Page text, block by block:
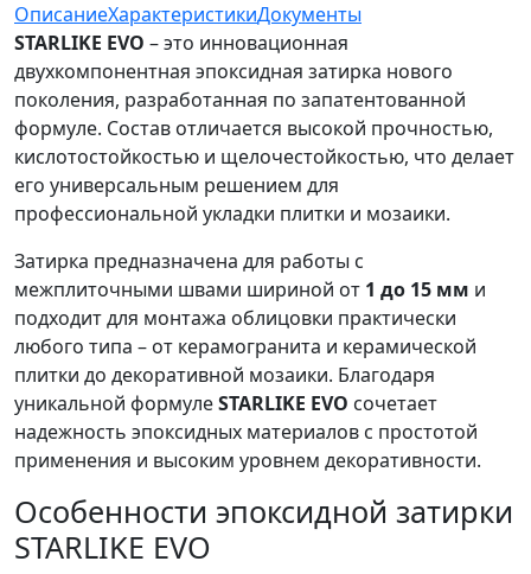
ОписаниеХарактеристикиДокументы
STARLIKE EVO – это инновационная
двухкомпонентная эпоксидная затирка нового
поколения, разработанная по запатентованной
формуле. Состав отличается высокой прочностью,
кислотостойкостью и щелочестойкостью, что делает
его универсальным решением для
профессиональной укладки плитки и мозаики.
Затирка предназначена для работы с
межплиточными швами шириной от 1 до 15 мм и
подходит для монтажа облицовки практически
любого типа – от керамогранита и керамической
плитки до декоративной мозаики. Благодаря
уникальной формулеSTARLIKE EVO сочетает
надежность эпоксидных материалов с простотой
применения и высоким уровнем декоративности.
Особенности эпоксидной затирки
STARLIKE EVO